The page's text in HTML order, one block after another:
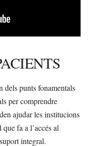
dels punts fonamentals
per comprendre
ajudar les institucions
fa a l’accés al
integral.